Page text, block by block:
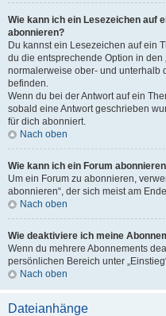
Wie kann ich ein Lesezeichen auf
abonnieren?
Du kannst ein Lesezeichen auf ein
du die entsprechende Option in den
normalerweise ober- und unterhalb
befinden.
Wenn du bei der Antwort auf ein
sobald eine Antwort geschrieben
für dich abonniert.
Nach oben
Wie kann ich ein Forum
Um ein Forum zu abonnieren,
abonnieren“, der sich meist am
Nach oben
Wie deaktiviere ich meine
Wenn du mehrere Abonnements
persönlichen Bereich unter
Nach oben
Dateianhänge